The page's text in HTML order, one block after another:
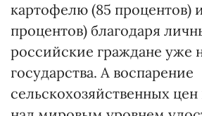
картофелю (85 процентов)
процентов) благодаря
российские граждане уже
государства. А воспарение
сельскохозяйственных цен